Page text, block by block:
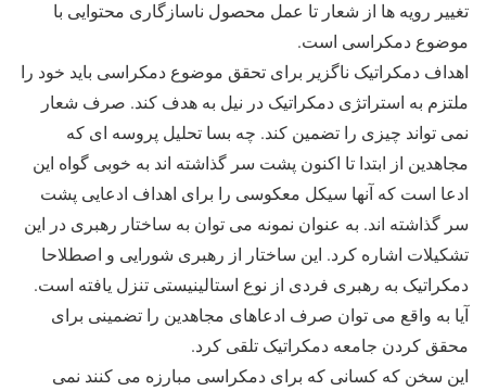
تغییر رویه ها از شعار تا عمل محصول ناسازگاری محتوایی با
موضوع دمکراسی است.
اهداف دمکراتیک ناگزیر برای تحقق موضوع دمکراسی باید خود را
ملتزم به استراتژی دمکراتیک در نیل به هدف کند. صرف شعار
نمی تواند چیزی را تضمین کند. چه بسا تحلیل پروسه ای که
مجاهدین از ابتدا تا اکنون پشت سر گذاشته اند به خوبی گواه این
ادعا است که آنها سیکل معکوسی را برای اهداف ادعایی پشت
سر گذاشته اند. به عنوان نمونه می توان به ساختار رهبری در این
تشکیلات اشاره کرد. این ساختار از رهبری شورایی و اصطلاحا
دمکراتیک به رهبری فردی از نوع استالینیستی تنزل یافته است.
آیا به واقع می توان صرف ادعاهای مجاهدین را تضمینی برای
محقق کردن جامعه دمکراتیک تلقی کرد.
این سخن که کسانی که برای دمکراسی مبارزه می کنند نمی